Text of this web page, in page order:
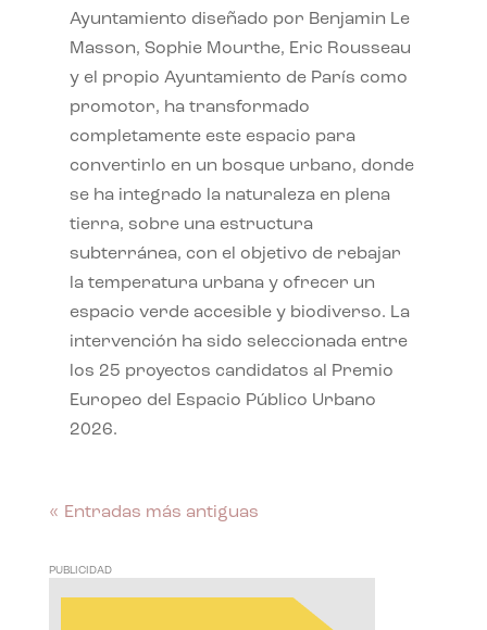
Ayuntamiento diseñado por Benjamin Le
Masson, Sophie Mourthe, Eric Rousseau
y el propio Ayuntamiento de París como
promotor, ha transformado
completamente este espacio para
convertirlo en un bosque urbano, donde
se ha integrado la naturaleza en plena
tierra, sobre una estructura
subterránea, con el objetivo de rebajar
la temperatura urbana y ofrecer un
espacio verde accesible y biodiverso. La
intervención ha sido seleccionada entre
los 25 proyectos candidatos al Premio
Europeo del Espacio Público Urbano
2026.
« Entradas más antiguas
PUBLICIDAD